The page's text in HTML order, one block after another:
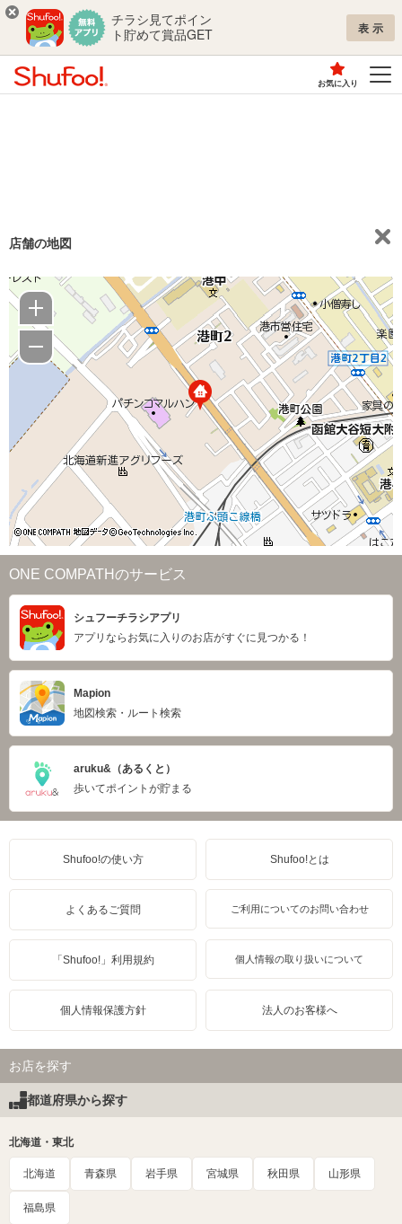
チラシ見てポイン
ト貯めて賞品GET
表示
お気に入り
店舗の地図
ONE COMPATHのサービス
シュフーチラシアプリ
アプリならお気に入りのお店がすぐに見つかる！
Mapion
地図検索・ルート検索
aruku&（あるくと）
歩いてポイントが貯まる
Shufoo!の使い方 Shufoo!とは
よくあるご質問 ご利用についてのお問い合わせ
「Shufoo!」利用規約 個人情報の取り扱いについて
個人情報保護方針 法人のお客様へ
お店を探す
都道府県から探す
北海道・東北
北海道 青森県 岩手県 宮城県 秋田県 山形県
福島県